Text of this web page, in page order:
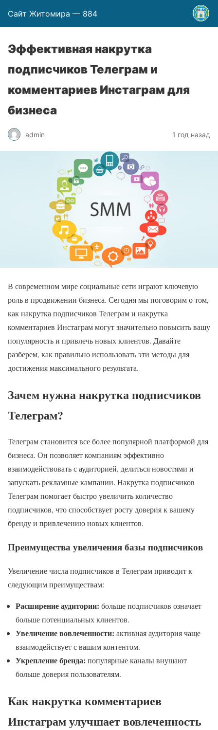
Сайт Житомира — 884
Эффективная накрутка
подписчиков Телеграм и
комментариев Инстаграм для
бизнеса
admin 1 год назад
В современном мире социальные сети играют ключевую
роль в продвижении бизнеса. Сегодня мы поговорим о том,
как накрутка подписчиков Телеграм и накрутка
комментариев Инстаграм могут значительно повысить вашу
популярность и привлечь новых клиентов. Давайте
разберем, как правильно использовать эти методы для
достижения максимального результата.
Зачем нужна накрутка подписчиков
Телеграм?
Телеграм становится все более популярной платформой для
бизнеса. Он позволяет компаниям эффективно
взаимодействовать с аудиторией, делиться новостями и
запускать рекламные кампании. Накрутка подписчиков
Телеграм помогает быстро увеличить количество
подписчиков, что способствует росту доверия к вашему
бренду и привлечению новых клиентов.
Преимущества увеличения базы подписчиков
Увеличение числа подписчиков в Телеграм приводит к
следующим преимуществам:
Расширение аудитории: больше подписчиков означает
больше потенциальных клиентов.
Увеличение вовлеченности: активная аудитория чаще
взаимодействует с вашим контентом.
Укрепление бренда: популярные каналы внушают
больше доверия пользователям.
Как накрутка комментариев
Инстаграм улучшает вовлеченность